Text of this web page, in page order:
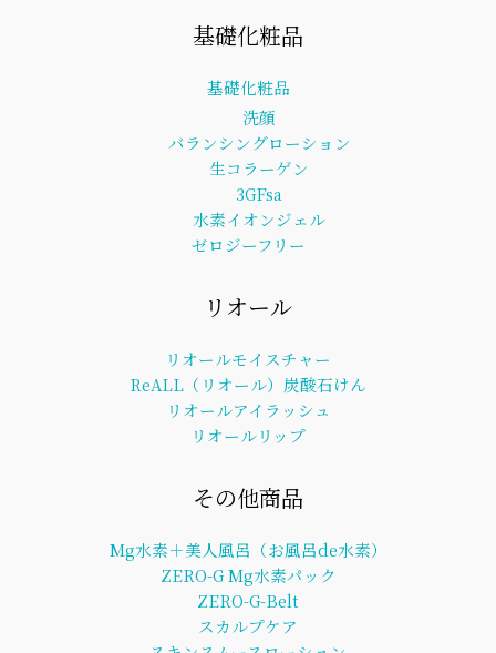
基礎化粧品
基礎化粧品
洗顔
バランシングローション
生コラーゲン
3GFsa
水素イオンジェル
ゼロジーフリー
リオール
リオールモイスチャー
ReALL（リオール）炭酸石けん
リオールアイラッシュ
リオールリップ
その他商品
Mg水素＋美人風呂（お風呂de水素）
ZERO-G Mg水素パック
ZERO-G-Belt
スカルプケア